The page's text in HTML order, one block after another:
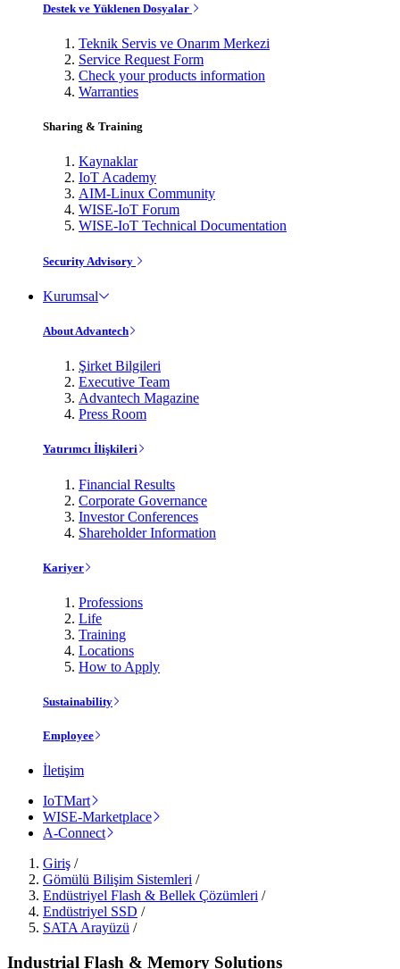
Destek ve Yüklenen Dosyalar
Teknik Servis ve Onarım Merkezi
Service Request Form
Check your products information
Warranties
Sharing & Training
Kaynaklar
IoT Academy
AIM-Linux Community
WISE-IoT Forum
WISE-IoT Technical Documentation
Security Advisory
Kurumsal
About Advantech
Şirket Bilgileri
Executive Team
Advantech Magazine
Press Room
Yatırımcı İlişkileri
Financial Results
Corporate Governance
Investor Conferences
Shareholder Information
Kariyer
Professions
Life
Training
Locations
How to Apply
Sustainability
Employee
İletişim
IoTMart
WISE-Marketplace
A-Connect
Giriş /
Gömülü Bilişim Sistemleri /
Endüstriyel Flash & Bellek Çözümleri /
Endüstriyel SSD /
SATA Arayüzü /
Industrial Flash & Memory Solutions